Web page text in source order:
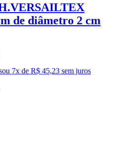
de diâmetro 2 cm
ou 7x de R$ 45,23 sem juros